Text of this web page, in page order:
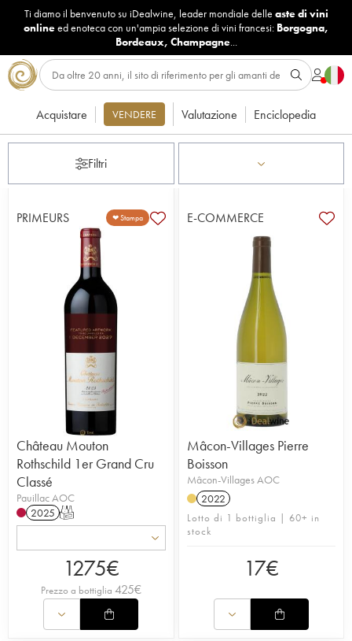
Ti diamo il benvenuto su iDealwine, leader mondiale delle aste di vini
onlineed enoteca con un'ampia selezione di vini francesi: Borgogna,
Bordeaux, Champagne...
Acquistare VENDERE Valutazione Enciclopedia
Filtri
PRIMEURS ❤ Stampa
Château Mouton
Rothschild 1er Grand Cru
Classé
Pauillac AOC
2025 T
1275€
Prezzo a bottiglia 425€
E-COMMERCE
Mâcon-Villages Pierre
Boisson
Mâcon-Villages AOC
2022
Lotto di 1 bottiglia | 60+ in
stock
17€